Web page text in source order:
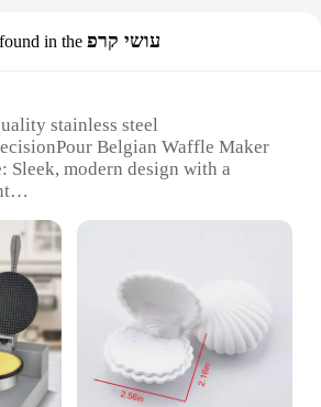
in the עושי קרפ
stainless steel
Belgian Waffle Maker
Sleek, modern design with a
home
Even heating
results
Non-stick plates for easy
Making Experience**